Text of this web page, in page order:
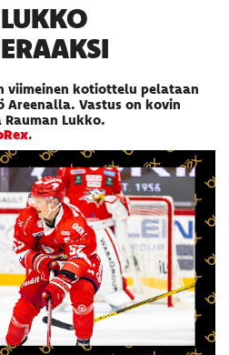
viimeinen kotiottelu pelataan
Areenalla. Vastus on kovin
Lukko.
.